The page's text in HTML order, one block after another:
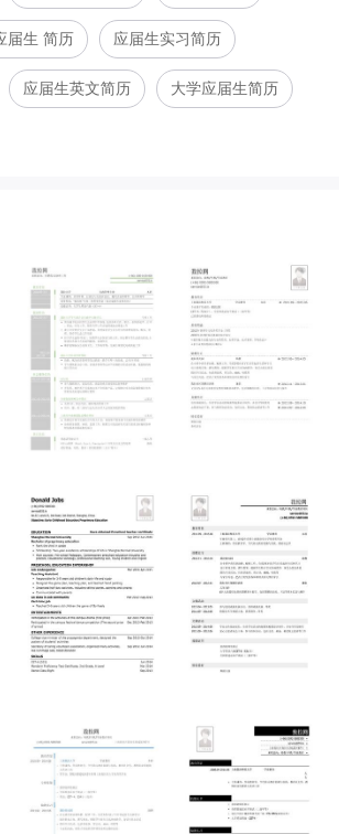
届生 简历 应届生实习简历
应届生英文简历 大学应届生简历